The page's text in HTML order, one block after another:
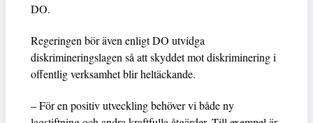
DO.
Regeringen bör även enligt DO utvidga
diskrimineringslagen så att skyddet mot diskriminering i
offentlig verksamhet blir heltäckande.
– För en positiv utveckling behöver vi både ny